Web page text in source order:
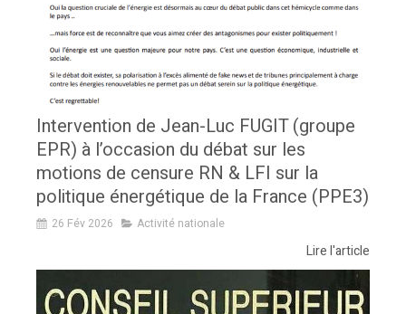
Intervention de Jean-Luc FUGIT (groupe
EPR) à l’occasion du débat sur les
motions de censure RN & LFI sur la
politique énergétique de la France (PPE3)
26 Fév 2026 Activité nationale
Lire l'article